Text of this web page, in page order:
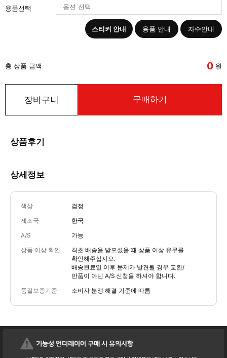
용품선택
스티커 안내 용품 안내 자수안내
총 상품 금액 0 원
장바구니 구매하기
상품후기
상세정보
색상 검정
제조국 한국
A/S 가능
상품 이상 확인
최초 배송을 받으셨을 때 상품 이상 유무를
확인해주십시오.
배송완료일 이후 문제가 발견될 경우 교환/
반품이 아닌 A/S 신청을 하셔야 합니다.
품질보증기준 소비자 분쟁 해결 기준에 따름